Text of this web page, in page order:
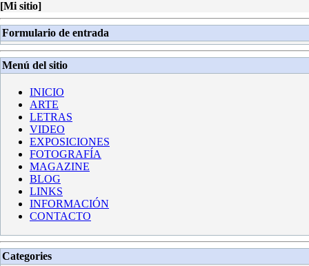
[Mi sitio]
Formulario de entrada
Menú del sitio
INICIO
ARTE
LETRAS
VIDEO
EXPOSICIONES
FOTOGRAFÍA
MAGAZINE
BLOG
LINKS
INFORMACIÓN
CONTACTO
Categories